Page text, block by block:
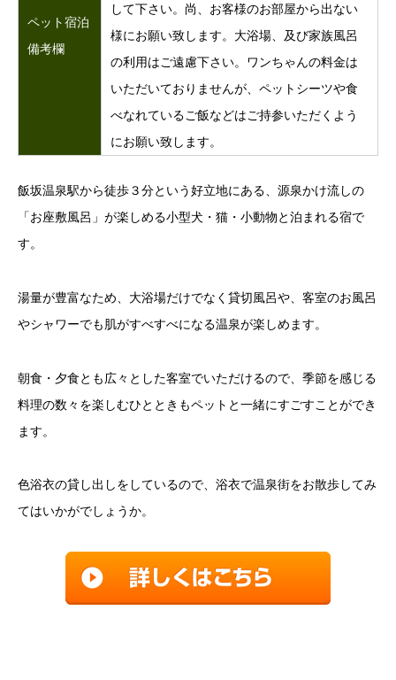
ペット宿泊
備考欄
して下さい。尚、お客様のお部屋から出ない
様にお願い致します。大浴場、及び家族風呂
の利用はご遠慮下さい。ワンちゃんの料金は
いただいておりませんが、ペットシーツや食
べなれているご飯などはご持参いただくよう
にお願い致します。
飯坂温泉駅から徒歩３分という好立地にある、源泉かけ流しの
「お座敷風呂」が楽しめる小型犬・猫・小動物と泊まれる宿で
す。
湯量が豊富なため、大浴場だけでなく貸切風呂や、客室のお風呂
やシャワーでも肌がすべすべになる温泉が楽しめます。
朝食・夕食とも広々とした客室でいただけるので、季節を感じる
料理の数々を楽しむひとときもペットと一緒にすごすことができ
ます。
色浴衣の貸し出しをしているので、浴衣で温泉街をお散歩してみ
てはいかがでしょうか。